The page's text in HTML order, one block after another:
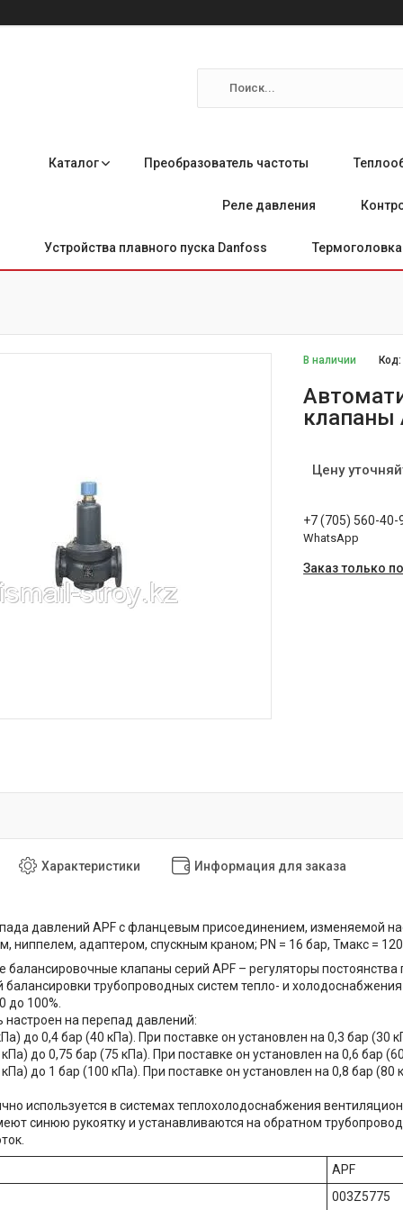
Каталог Преобразователь частоты
Реле давления
Устройства плавного пуска Danfoss
В наличии
клапаны
Цену
+7 (705) 560-40-
WhatsApp
Заказ только
Характеристики Информация для заказа
давлений APF с фланцевым присоединением, изменяемой
ниппелем, адаптером, спускным краном; PN = 16 бар, Тмакс =
балансировочные клапаны серий APF – регуляторы
балансировки трубопроводных систем тепло- и
до 100%.
настроен на перепад давлений:
до 0,4 бар (40 кПа). При поставке он установлен на 0,3 бар (30
до 0,75 бар (75 кПа). При поставке он установлен на 0,6 бар
до 1 бар (100 кПа). При поставке он установлен на 0,8 бар (80
используется в системах теплохолодоснабжения
синюю рукоятку и устанавливаются на обратном
APF
003Z5775